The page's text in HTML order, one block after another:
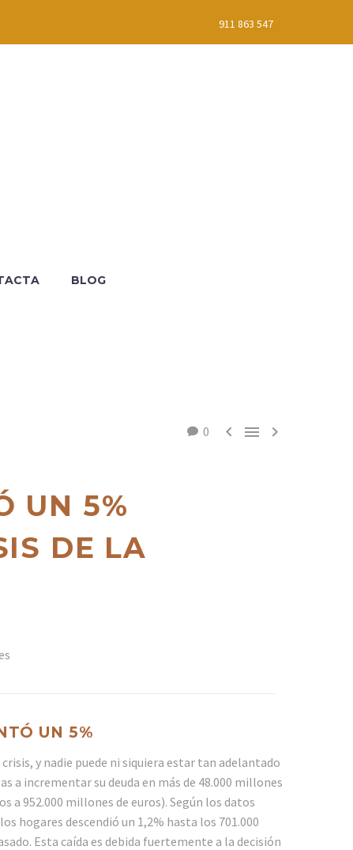
911 863 547
BLOG
0   
UN 5%
DE LA
UN 5%
y nadie puede ni siquiera estar tan adelantado
a incrementar su deuda en más de 48.000 millones
a 952.000 millones de euros). Según los datos
hogares descendió un 1,2% hasta los 701.000
Esta caída es debida fuertemente a la decisión